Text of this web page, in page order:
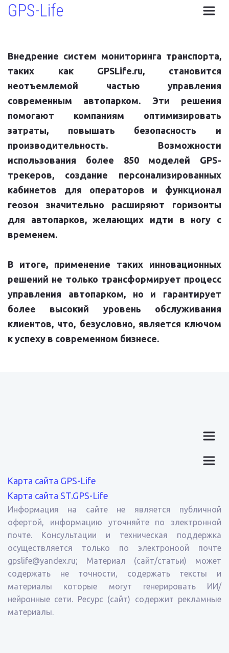
GPS-Life
Внедрение систем мониторинга транспорта,
таких как GPSLife.ru, становится
неотъемлемой частью управления
современным автопарком. Эти решения
помогают компаниям оптимизировать
затраты, повышать безопасность и
производительность. Возможности
использования более 850 моделей GPS-
трекеров, создание персонализированных
кабинетов для операторов и функционал
геозон значительно расширяют горизонты
для автопарков, желающих идти в ногу с
временем.
В итоге, применение таких инновационных
решений не только трансформирует процесс
управления автопарком, но и гарантирует
более высокий уровень обслуживания
клиентов, что, безусловно, является ключом
к успеху в современном бизнесе.
Карта сайта GPS-Life
Карта сайта ST.GPS-Life
Информация на сайте не является публичной
офертой, информацию уточняйте по электронной
почте. Консультации и техническая поддержка
осуществляется только по электроноой почте
gpslife@yandex.ru; Материал (сайт/статьи) может
содержать не точности, содержать тексты и
материалы которые могут генерировать ИИ/
нейронные сети. Ресурс (сайт) содержит рекламные
материалы.